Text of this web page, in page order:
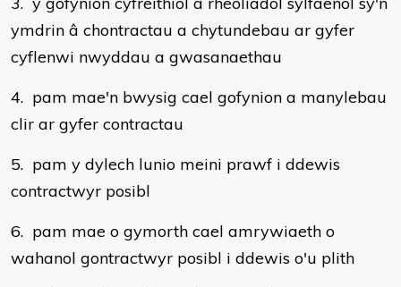
ymdrin â chontractau a chytundebau ar gyfer
cyflenwi nwyddau a gwasanaethau
4. pam mae'n bwysig cael gofynion a manylebau
clir ar gyfer contractau
5. pam y dylech lunio meini prawf i ddewis
contractwyr posibl
6. pam mae o gymorth cael amrywiaeth o
wahanol gontractwyr posibl i ddewis o'u plith